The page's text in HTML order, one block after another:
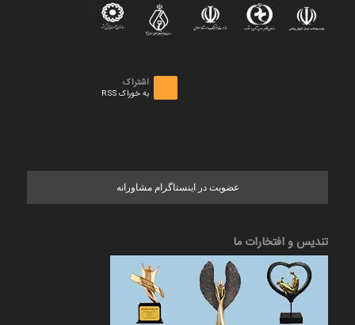
اشتراک
به خوراک RSS
عضویت در اینستاگرام مشاورانه
تندیس و افتخارات ما